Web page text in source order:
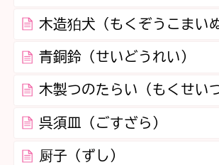
木造狛犬（もくぞうこまいぬ
青銅鈴（せいどうれい）
木製つのたらい（もくせい
呉須皿（ごすざら）
厨子（ずし）